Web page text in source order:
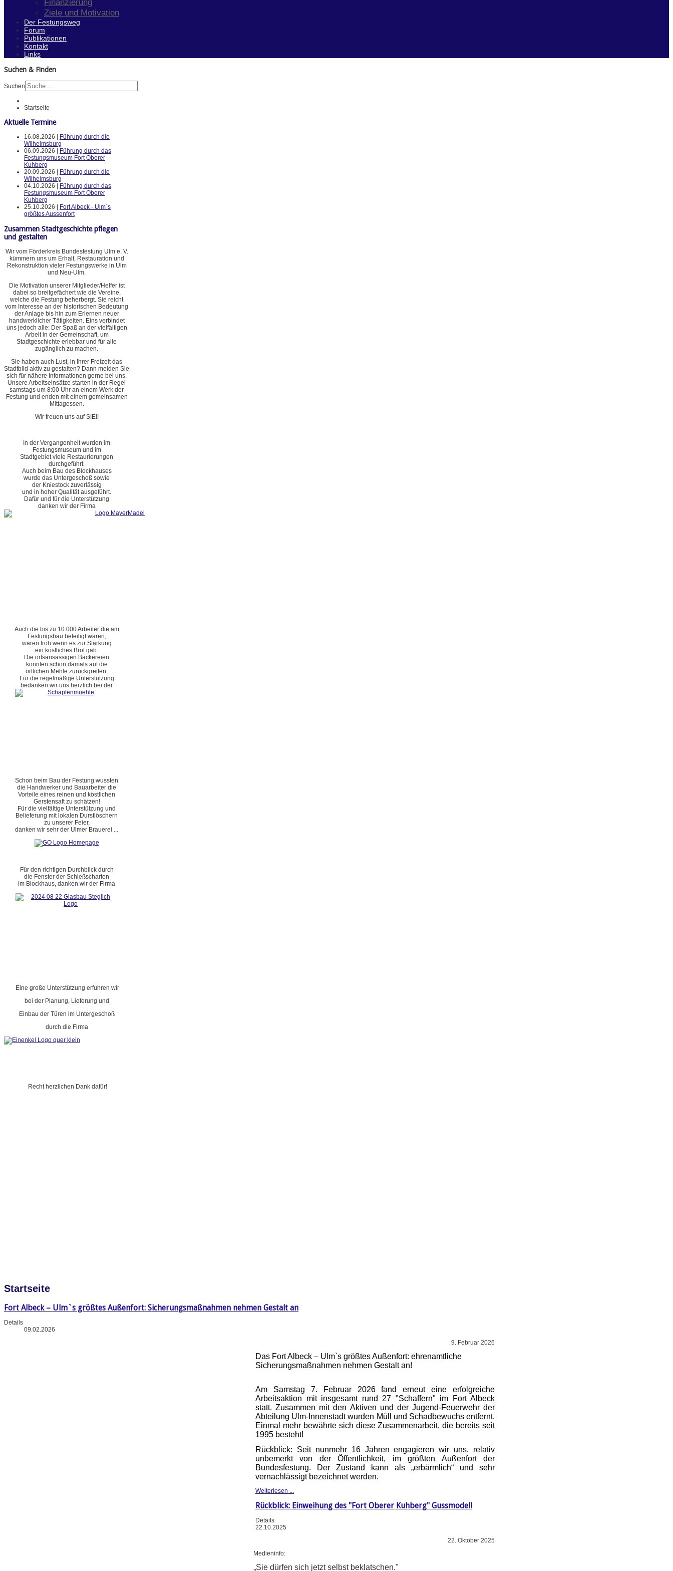
Finanzierung
Ziele und Motivation
Der Festungsweg
Forum
Publikationen
Kontakt
Links
Suchen & Finden
Suchen
Startseite
Aktuelle Termine
16.08.2026 |
Führung durch die
Wilhelmsburg
06.09.2026 |
Führung durch das
Festungsmuseum Fort Oberer
Kuhberg
20.09.2026 |
Führung durch die
Wilhelmsburg
04.10.2026 |
Führung durch das
Festungsmuseum Fort Oberer
Kuhberg
25.10.2026 |
Fort Albeck - Ulm`s
größtes Aussenfort
Zusammen Stadtgeschichte pflegen
und gestalten
Wir vom Förderkreis Bundesfestung Ulm e. V.
kümmern uns um Erhalt, Restauration und
Rekonstruktion vieler Festungswerke in Ulm
und Neu-Ulm.
Die Motivation unserer Mitglieder/Helfer ist
dabei so breitgefächert wie die Vereine,
welche die Festung beherbergt. Sie reicht
vom Interesse an der historischen Bedeutung
der Anlage bis hin zum Erlernen neuer
handwerklicher Tätigkeiten. Eins verbindet
uns jedoch alle: Der Spaß an der vielfältigen
Arbeit in der Gemeinschaft, um
Stadtgeschichte erlebbar und für alle
zugänglich zu machen.
Sie haben auch Lust, in Ihrer Freizeit das
Stadtbild aktiv zu gestalten? Dann melden Sie
sich für nähere Informationen gerne bei uns.
Unsere Arbeitseinsätze starten in der Regel
samstags um 8:00 Uhr an einem Werk der
Festung und enden mit einem gemeinsamen
Mittagessen.
Wir freuen uns auf SIE!!
In der Vergangenheit wurden im
Festungsmuseum und im
Stadtgebiet viele Restaurierungen
durchgeführt.
Auch beim Bau des Blockhauses
wurde das Untergeschoß sowie
der Kniestock zuverlässig
und in hoher Qualität ausgeführt.
Dafür und für die Unterstützung
danken wir der Firma
Auch die bis zu 10.000 Arbeiter die am
Festungsbau beteiligt waren,
waren froh wenn es zur Stärkung
ein köstliches Brot gab.
Die ortsansässigen Bäckereien
konnten schon damals auf die
örtlichen Mehle zurückgreifen.
Für die regelmäßige Unterstützung
bedanken wir uns herzlich bei der
Schon beim Bau der Festung wussten
die Handwerker und Bauarbeiter die
Vorteile eines reinen und köstlichen
Gerstensaft zu schätzen!
Für die vielfältige Unterstützung und
Belieferung mit lokalen Durstlöschern
zu unserer Feier,
danken wir sehr der Ulmer Brauerei ...
Für den richtigen Durchblick durch
die Fenster der Schießscharten
im Blockhaus, danken wir der Firma
Eine große Unterstützung erfuhren wir
bei der Planung, Lieferung und
Einbau der Türen im Untergeschoß
durch die Firma
Recht herzlichen Dank dafür!
Startseite
Fort Albeck – Ulm`s größtes Außenfort: Sicherungsmaßnahmen nehmen Gestalt an
Details
09.02.2026
9. Februar 2026
Das Fort Albeck – Ulm`s größtes Außenfort: ehrenamtliche
Sicherungsmaßnahmen nehmen Gestalt an!
Am Samstag 7. Februar 2026 fand erneut eine erfolgreiche
Arbeitsaktion mit insgesamt rund 27 "Schaffern" im Fort Albeck
statt. Zusammen mit den Aktiven und der Jugend-Feuerwehr der
Abteilung Ulm-Innenstadt wurden Müll und Schadbewuchs entfernt.
Einmal mehr bewährte sich diese Zusammenarbeit, die bereits seit
1995 besteht!
Rückblick: Seit nunmehr 16 Jahren engagieren wir uns, relativ
unbemerkt von der Öffentlichkeit, im größten Außenfort der
Bundesfestung. Der Zustand kann als „erbärmlich“ und sehr
vernachlässigt bezeichnet werden.
Weiterlesen ...
Rückblick: Einweihung des "Fort Oberer Kuhberg" Gussmodell
Details
22.10.2025
22. Oktober 2025
Medieninfo:
„Sie dürfen sich jetzt selbst beklatschen."